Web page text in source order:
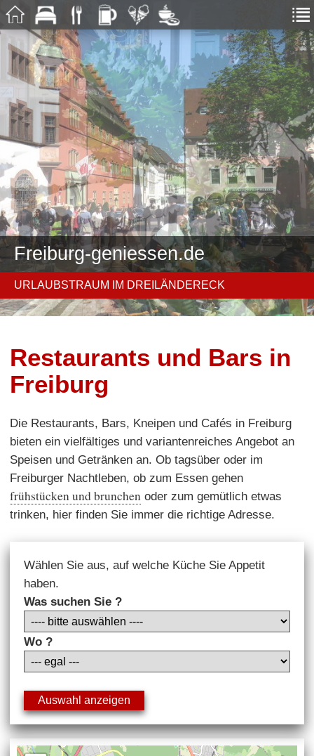
Freiburg-geniessen.de
URLAUBSTRAUM IM DREILÄNDERECK
Restaurants und Bars in
Freiburg
Die Restaurants, Bars, Kneipen und Cafés in Freiburg
bieten ein vielfältiges und variantenreiches Angebot an
Speisen und Getränken an. Ob tagsüber oder im
Freiburger Nachtleben, ob zum Essen gehen
frühstücken und brunchen oder zum gemütlich etwas
trinken, hier finden Sie immer die richtige Adresse.
Wählen Sie aus, auf welche Küche Sie Appetit
haben.
Was suchen Sie ?
Wo ?